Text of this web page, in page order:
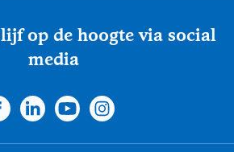
op de hoogte via social
media